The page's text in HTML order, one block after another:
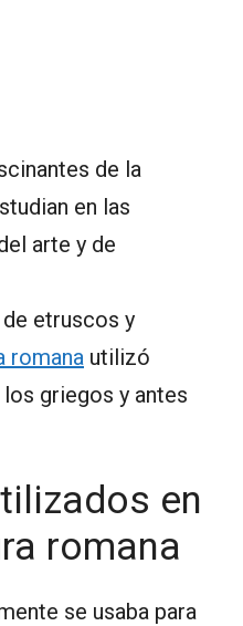
de la
en las
arte y de
etruscos y
romana utilizó
griegos y antes
en
romana
se usaba para